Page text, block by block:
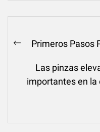
Navegación
entradas
Previous
Primeros Pasos
Las pinzas
importantes en